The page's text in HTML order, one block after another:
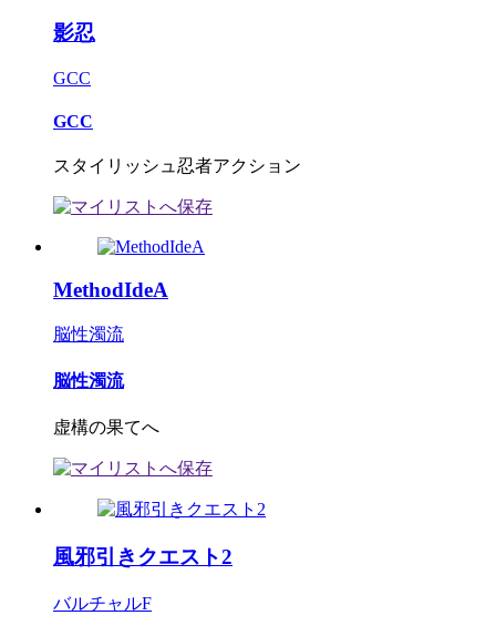
影忍
GCC
GCC
スタイリッシュ忍者アクション
MethodIdeA
脳性濁流
脳性濁流
虚構の果てへ
風邪引きクエスト2
バルチャルF